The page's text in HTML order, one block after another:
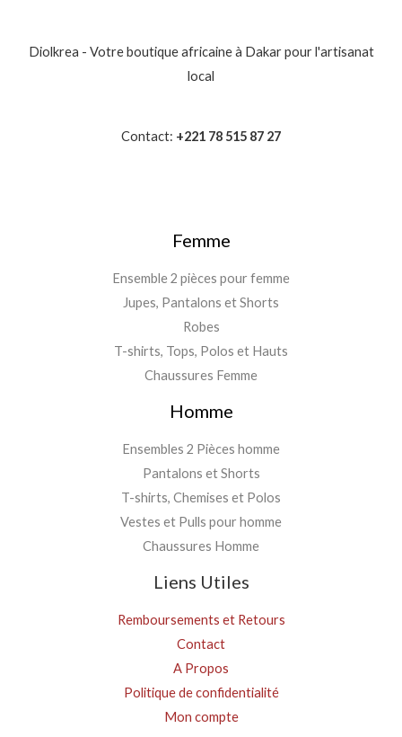
Diolkrea - Votre boutique africaine à Dakar pour l'artisanat
local
Contact: +221 78 515 87 27
Femme
Ensemble 2 pièces pour femme
Jupes, Pantalons et Shorts
Robes
T-shirts, Tops, Polos et Hauts
Chaussures Femme
Homme
Ensembles 2 Pièces homme
Pantalons et Shorts
T-shirts, Chemises et Polos
Vestes et Pulls pour homme
Chaussures Homme
Liens Utiles
Remboursements et Retours
Contact
A Propos
Politique de confidentialité
Mon compte